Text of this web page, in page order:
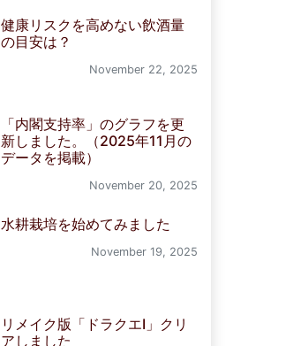
健康リスクを高めない飲酒量
の目安は？
November 22, 2025
「内閣支持率」のグラフを更
新しました。（2025年11月の
データを掲載）
November 20, 2025
水耕栽培を始めてみました
November 19, 2025
リメイク版「ドラクエI」クリ
アしました